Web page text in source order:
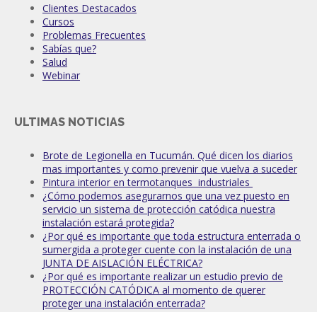
Clientes Destacados
Cursos
Problemas Frecuentes
Sabías que?
Salud
Webinar
ULTIMAS NOTICIAS
Brote de Legionella en Tucumán. Qué dicen los diarios
mas importantes y como prevenir que vuelva a suceder
Pintura interior en termotanques industriales
¿Cómo podemos asegurarnos que una vez puesto en
servicio un sistema de protección catódica nuestra
instalación estará protegida?
¿Por qué es importante que toda estructura enterrada o
sumergida a proteger cuente con la instalación de una
JUNTA DE AISLACIÓN ELÉCTRICA?
¿Por qué es importante realizar un estudio previo de
PROTECCIÓN CATÓDICA al momento de querer
proteger una instalación enterrada?